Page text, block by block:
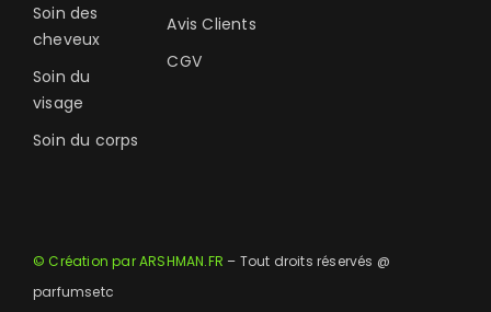
Avis Clients
CGV
Soin des
cheveux
Soin du
visage
Soin du corps
© Création par ARSHMAN.FR – Tout droits réservés @
parfumsetc